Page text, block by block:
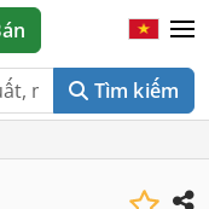
Tìm kiếm